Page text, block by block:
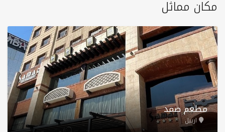
مكان مماثل
مطعم صمد
اربيل